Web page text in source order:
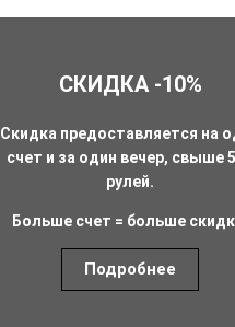
СКИДКА -10%
Скидка предоставляется на
счет и за один вечер, свыше
рулей.
Больше счет = больше
Подробнее